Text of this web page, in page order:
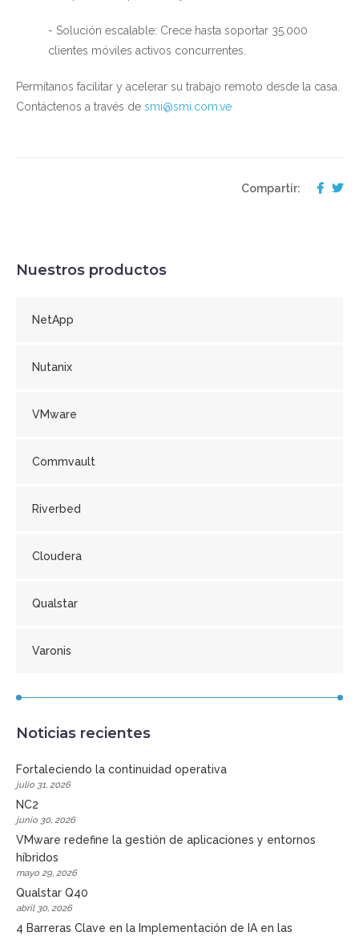
- Solución escalable: Crece hasta soportar 35.000
clientes móviles activos concurrentes.
Permítanos facilitar y acelerar su trabajo remoto desde la casa.
Contáctenos a través de smi@smi.com.ve
Compartir:
Nuestros productos
NetApp
Nutanix
VMware
Commvault
Riverbed
Cloudera
Qualstar
Varonis
Noticias recientes
Fortaleciendo la continuidad operativa
julio 31, 2026
NC2
junio 30, 2026
VMware redefine la gestión de aplicaciones y entornos
híbridos
mayo 29, 2026
Qualstar Q40
abril 30, 2026
4 Barreras Clave en la Implementación de IA en las